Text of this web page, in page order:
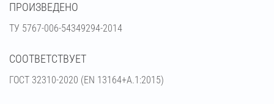
ПРОИЗВЕДЕНО
ТУ 5767-006-54349294-2014
СООТВЕТСТВУЕТ
ГОСТ 32310-2020 (EN 13164+A.1:2015)